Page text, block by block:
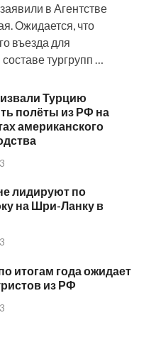
в Агентстве
Ожидается, что
въезда для
тургрупп …
Турцию
полёты из РФ на
американского
лидируют по
на Шри-Ланку в
итогам года ожидает
из РФ